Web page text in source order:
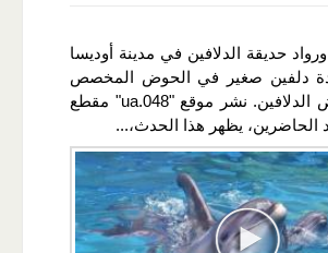
حديقة الدلافين في مدينة أوديسا
دلفين صغير في الحوض المخصص
لحفلات عروض الدلافين. نشر موقع "048.ua" مقطع
الحاضرين، يظهر هذا الحدث،...